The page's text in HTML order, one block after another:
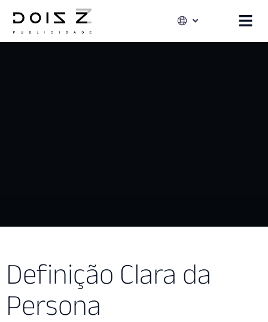
opcional — é essencial. Criamos
estratégias que definem quem
realmente é seu cliente ideal
Definição Clara da
Persona